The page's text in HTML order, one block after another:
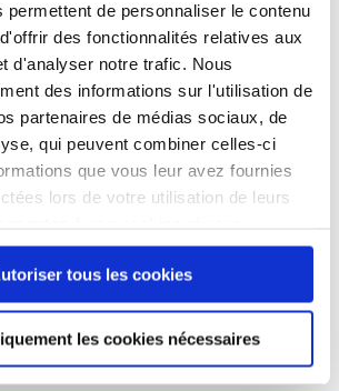
permettent de personnaliser le contenu
des fonctionnalités relatives aux
d'analyser notre trafic. Nous
des informations sur l'utilisation de
partenaires de médias sociaux, de
qui peuvent combiner celles-ci
que vous leur avez fournies
lors de votre utilisation de leurs
notre site Web.
tous les cookies
les cookies nécessaires
:
: